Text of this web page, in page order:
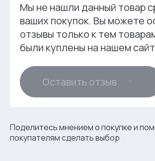
Мы не нашли данный товар
ваших покупок. Вы можете
отзывы только к тем
были куплены на нашем
Оставить отзыв
Поделитесь мнением о покупке и
покупателям сделать выбор